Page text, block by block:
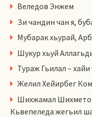
Веледов Энжем
Зи чандин чан я,
Мубарак хьурай,
Шукур хьуй
Тураж Гьилал – хайи
Желил Хейирбег
Шихжамал
Кьвепеледа жегьил